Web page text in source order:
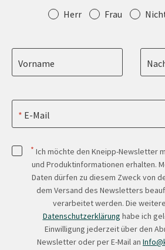
Anrede Herr Frau
Vorname
E-Mail
* Ich möchte den Kneipp-Newsletter
und Produktinformationen erhalten.
Daten dürfen zu diesem Zweck von
dem Versand des Newsletters
verarbeitet werden. Die
Datenschutzerklärung habe ich
Einwilligung jederzeit über den
Newsletter oder per E-Mail an